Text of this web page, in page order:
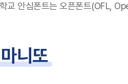
학교 안심폰트는 오픈폰트(OFL,
니또